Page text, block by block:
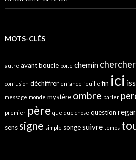
MOTS-CLÉS
autre avantboucle boîte chemin chercher
confusion déchiffrer enfance feuille fin ici
message monde mystère ombre parler
premier père quelque chose question
senssigne simple songesuivre temps